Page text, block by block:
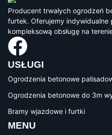
Producent trwałych ogrodzeń
furtek. Oferujemy
kompleksową obsługę na
USŁUGI
Ogrodzenia betonowe
Ogrodzenia betonowe do 3m
Bramy wjazdowe i furtki
MENU